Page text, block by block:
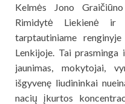
Kelmės Jono
Rimidytė Liekienė ir
tarptautiniame
Lenkijoje. Tai
jaunimas, mokytojai,
išgyvenę liudininkai
nacių įkurtos